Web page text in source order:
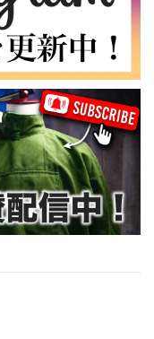
【LARGE】Ralph Lauren Short Sleeve Cotton BD Shirt ラルフローレン ユーズド 半袖 ボタンダウンシャツ No.146